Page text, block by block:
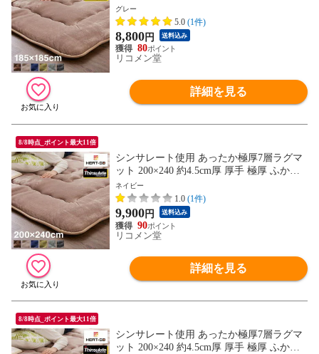
か リビング ラグ ラグマット 絨毯 ホット
カーペット対応 カーペット あったか シン
サレート こたつ 敷布団 こたつ敷き布団
【送料無料】
グレー
5.0 (1件)
8,800円 送料込み
80
リコメン堂
詳細を見る
8/8時点_ポイント最大11倍
シンサレート使用 あったか極厚7層ラグマ
ット 200×240 約4.5cm厚 厚手 極厚 ふかふ
か リビング ラグ ラグマット ホットカーペ
ット対応 絨毯 カーペット あったか シンサ
レート こたつ 敷布団 こたつ敷き布団【送
料無料】
ネイビー
1.0 (1件)
9,900円 送料込み
90
リコメン堂
詳細を見る
8/8時点_ポイント最大11倍
シンサレート使用 あったか極厚7層ラグマ
ット 200×240 約4.5cm厚 厚手 極厚 ふかふ